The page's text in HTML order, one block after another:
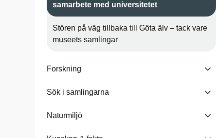
samarbete med universitetet
Stören på väg tillbaka till Göta älv – tack vare
museets samlingar
Forskning
Sök i samlingarna
Naturmiljö